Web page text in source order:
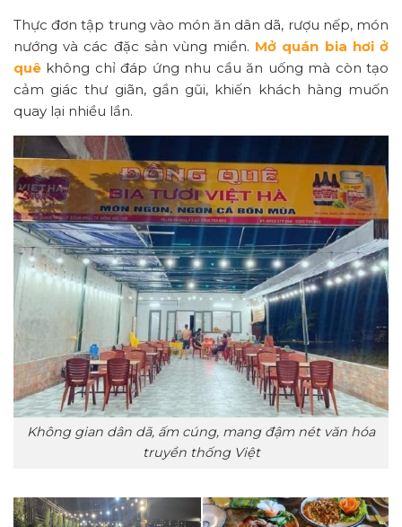
Thực đơn tập trung vào món ăn dân dã, rượu nếp, món
nướng và các đặc sản vùng miền. Mở quán bia hơi ở
quê không chỉ đáp ứng nhu cầu ăn uống mà còn tạo
cảm giác thư giãn, gần gũi, khiến khách hàng muốn
quay lại nhiều lần.
Không gian dân dã, ấm cúng, mang đậm nét văn hóa
truyền thống Việt